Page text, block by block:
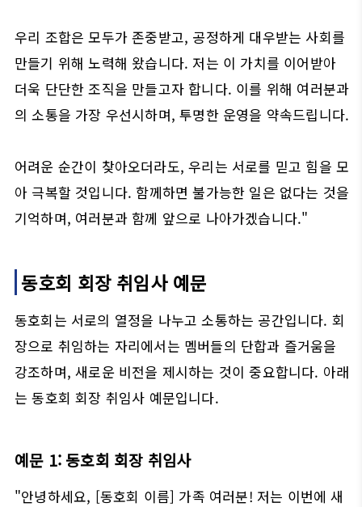
우리 조합은 모두가 존중받고, 공정하게 대우받는 사회를
만들기 위해 노력해 왔습니다. 저는 이 가치를 이어받아
더욱 단단한 조직을 만들고자 합니다. 이를 위해 여러분과
의 소통을 가장 우선시하며, 투명한 운영을 약속드립니다.
어려운 순간이 찾아오더라도, 우리는 서로를 믿고 힘을 모
아 극복할 것입니다. 함께하면 불가능한 일은 없다는 것을
기억하며, 여러분과 함께 앞으로 나아가겠습니다."
동호회 회장 취임사 예문
동호회는 서로의 열정을 나누고 소통하는 공간입니다. 회
장으로 취임하는 자리에서는 멤버들의 단합과 즐거움을
강조하며, 새로운 비전을 제시하는 것이 중요합니다. 아래
는 동호회 회장 취임사 예문입니다.
예문 1: 동호회 회장 취임사
"안녕하세요, [동호회 이름] 가족 여러분! 저는 이번에 새